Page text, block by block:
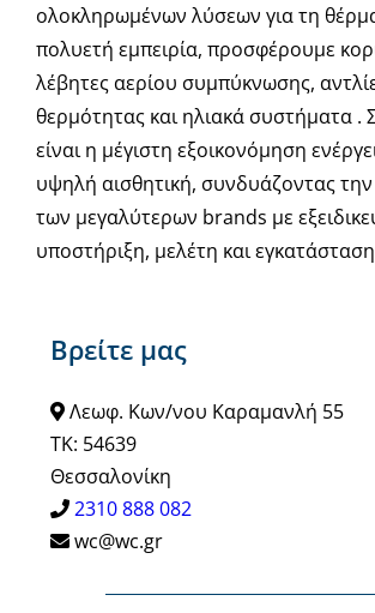
Βρείτε μας
Λεωφ. Κων/νου Καραμανλή 55
ΤΚ: 54639
Θεσσαλονίκη
2310 888 082
wc@wc.gr
ολοκληρωμένων λύσεων για τη
πολυετή εμπειρία, προσφέρουμε
λέβητες αερίου συμπύκνωσης,
θερμότητας και ηλιακά συστήματα .
είναι η μέγιστη εξοικονόμηση
υψηλή αισθητική, συνδυάζοντας
των μεγαλύτερων brands με
υποστήριξη, μελέτη και